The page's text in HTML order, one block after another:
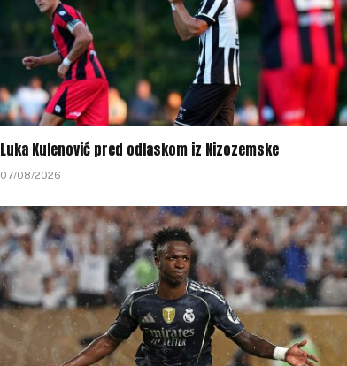
Luka Kulenović pred odlaskom iz Nizozemske
07/08/2026